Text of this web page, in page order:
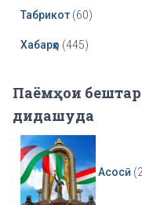
Табрикот(60)
Хабарҳо (445)
Паёмҳои бештар
дидашуда
Асосӣ